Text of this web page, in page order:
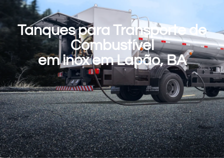
Tanques para Transporte de
Combustível
em inox em Lapão, BA